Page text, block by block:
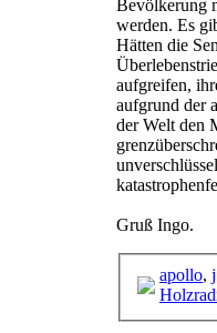
Bevölkerung
werden. Es
Hätten die
aufgreifen,
aufgrund der
der Welt den
Gruß Ingo.
apollo,